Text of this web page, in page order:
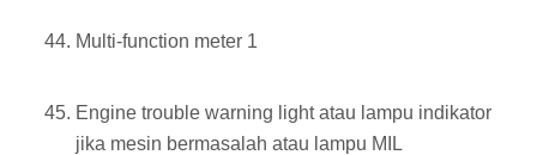
Multi-function meter 1
Engine trouble warning light atau lampu indikator
jika mesin bermasalah atau lampu MIL